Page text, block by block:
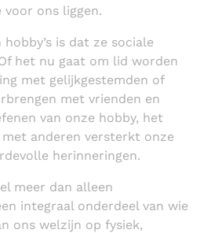
ons liggen.
is dat ze sociale
het nu gaat om lid worden
met gelijkgestemden of
met vrienden en
van onze hobby, het
met anderen versterkt onze
herinneringen.
meer dan alleen
integraal onderdeel van wie
ons welzijn op fysiek,